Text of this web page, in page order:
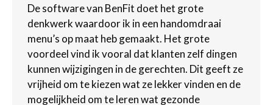
De software van BenFit doet het grote
denkwerk waardoor ik in een handomdraai
menu’s op maat heb gemaakt. Het grote
voordeel vind ik vooral dat klanten zelf dingen
kunnen wijzigingen in de gerechten. Dit geeft ze
vrijheid om te kiezen wat ze lekker vinden en de
mogelijkheid om te leren wat gezonde